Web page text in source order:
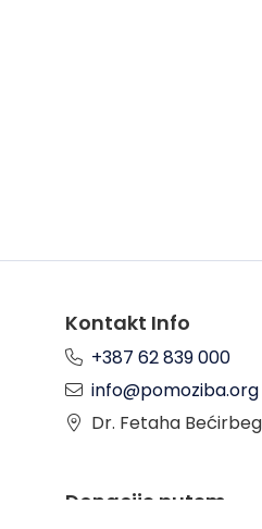
Kontakt Info
+387 62 839 000
info@pomoziba.org
Dr. Fetaha
Donacije putem